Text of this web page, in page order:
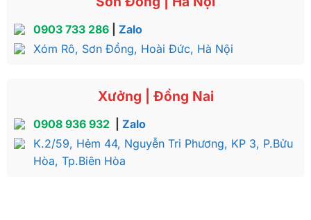
Bộ bàn ghế phòng ăn gỗ cẩm lai có màu sắc và vân gỗ
0903 733 286| Zalo
Xóm Rô, Sơn Đồng, Hoài Đức, Hà Nội
Xưởng | Đồng Nai
0908 936 932
Zalo
K.2/59, Hẻm 44, Nguyễn Tri Phương, KP 3, P.Bửu
Hòa, Tp.Biên Hòa